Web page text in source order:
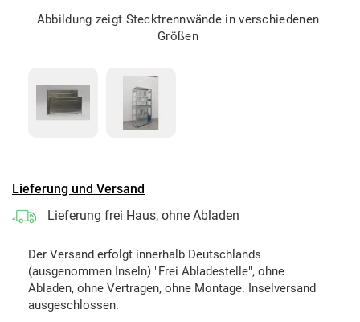
Abbildung zeigt Stecktrennwände in verschiedenen
Größen
Lieferung und Versand
Lieferung frei Haus, ohne Abladen
Der Versand erfolgt innerhalb Deutschlands
(ausgenommen Inseln) "Frei Abladestelle", ohne
Abladen, ohne Vertragen, ohne Montage. Inselversand
ausgeschlossen.